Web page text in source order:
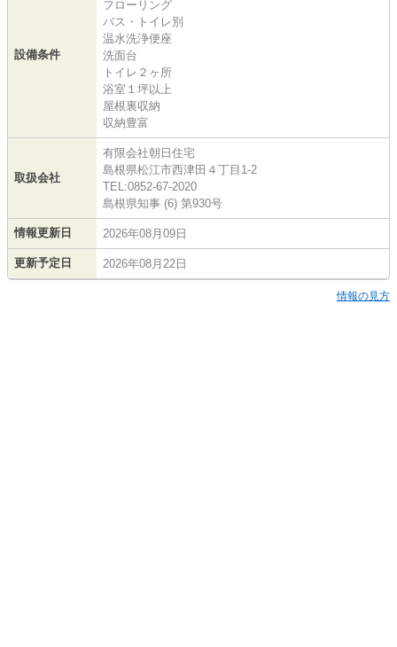
設備条件
フローリング
バス・トイレ別
温水洗浄便座
洗面台
トイレ２ヶ所
浴室１坪以上
屋根裏収納
収納豊富
取扱会社
有限会社朝日住宅
島根県松江市西津田４丁目1-2
TEL:0852-67-2020
島根県知事 (6) 第930号
情報更新日 2026年08月09日
更新予定日 2026年08月22日
情報の見方